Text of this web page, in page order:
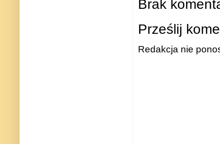
Brak
Prześlij
Redakcja nie